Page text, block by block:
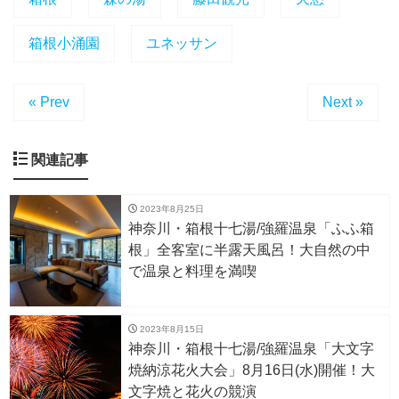
箱根小涌園 ユネッサン
« Prev Next »
関連記事
2023年8月25日
神奈川・箱根十七湯/強羅温泉「ふふ箱
根」全客室に半露天風呂！大自然の中
で温泉と料理を満喫
2023年8月15日
神奈川・箱根十七湯/強羅温泉「大文字
焼納涼花火大会」8月16日(水)開催！大
文字焼と花火の競演